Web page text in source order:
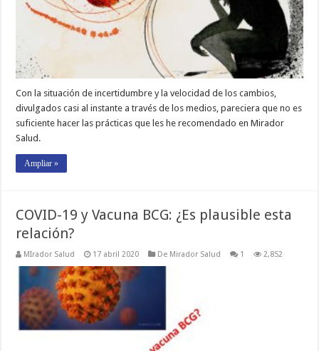
Con la situación de incertidumbre y la velocidad de los cambios,
divulgados casi al instante a través de los medios, pareciera que no es
suficiente hacer las prácticas que les he recomendado en Mirador
Salud.
Ampliar »
COVID-19 y Vacuna BCG: ¿Es plausible esta
relación?
MIrador Salud 17 abril 2020 De Mirador Salud 1 2,852